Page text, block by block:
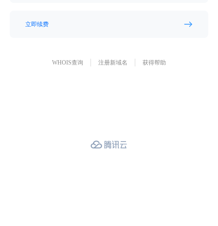
立即续费
WHOIS查询 注册新域名 获得帮助